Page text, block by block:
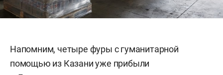
Напомним, четыре фуры с гуманитарной
помощью из Казани уже прибыли